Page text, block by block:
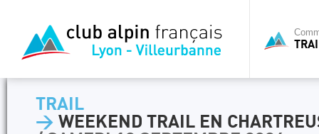
TRAIL
> WEEKEND TRAIL EN